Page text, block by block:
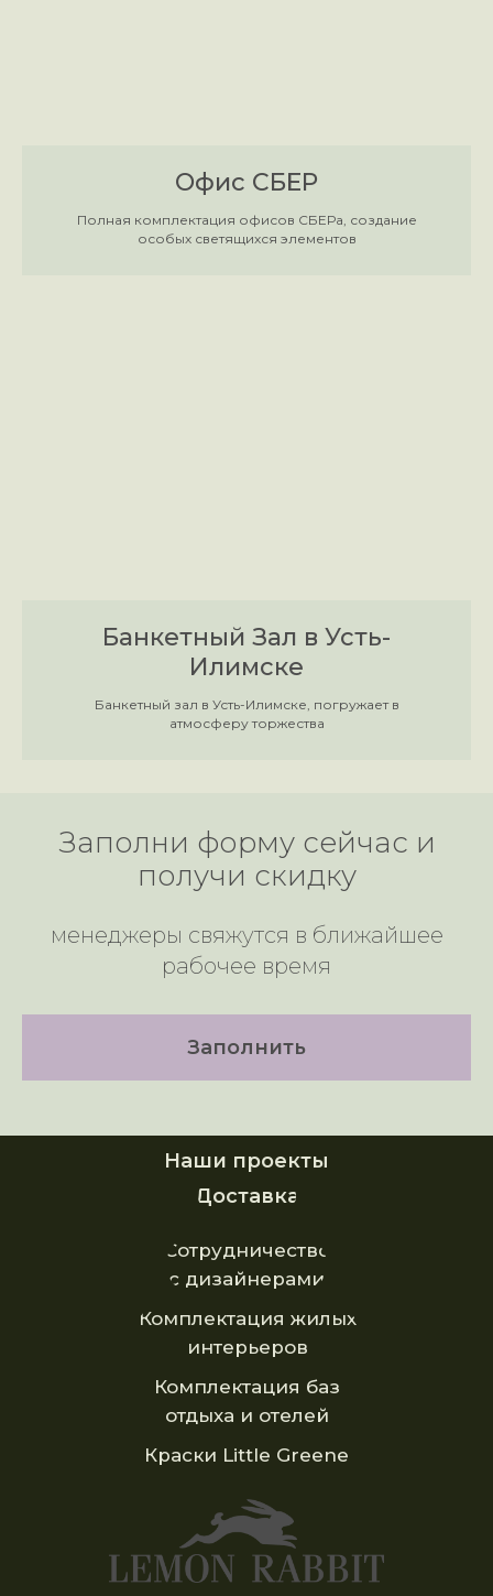
Офис СБЕР
Полная комплектация офисов СБЕРа, создание
особых светящихся элементов
Банкетный Зал в Усть-
Илимске
Банкетный зал в Усть-Илимске, погружает в
атмосферу торжества
Заполни форму сейчас и
получи скидку
менеджеры свяжутся в ближайшее
рабочее время
Заполнить
Доставка
Наши проекты
Сотрудничество
с дизайнерами
Комплектация жилых
интерьеров
Комплектация баз
отдыха и отелей
Краски Little Greene